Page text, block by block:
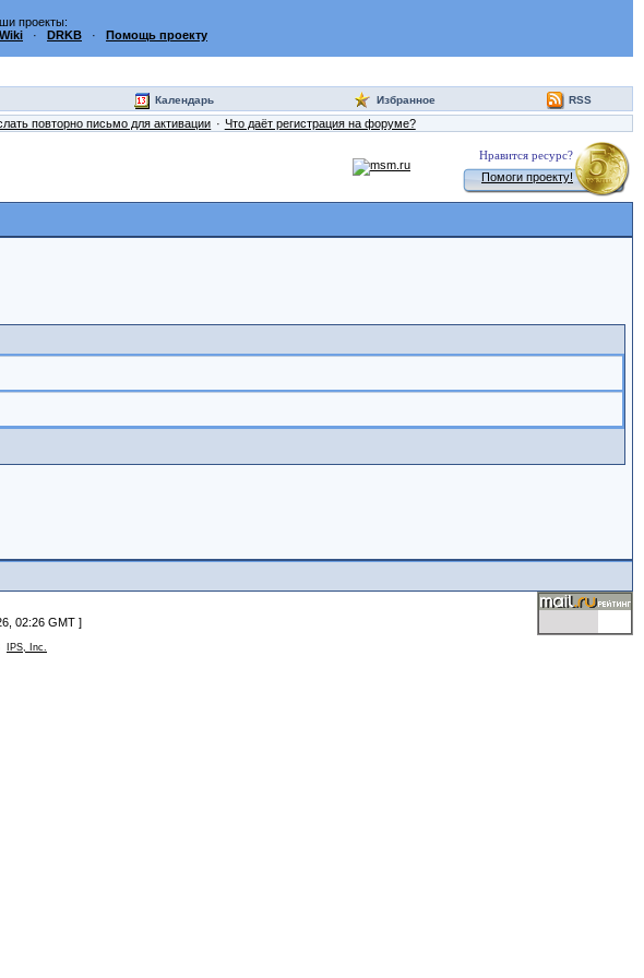
проекты:
Wiki · DRKB · Помощь проекту
Календарь Избранное RSS
повторно письмо для активации Что даёт регистрация на форуме?
Нравится ресурс?
Помоги проекту!
02:26 GMT ]
IPS, Inc.